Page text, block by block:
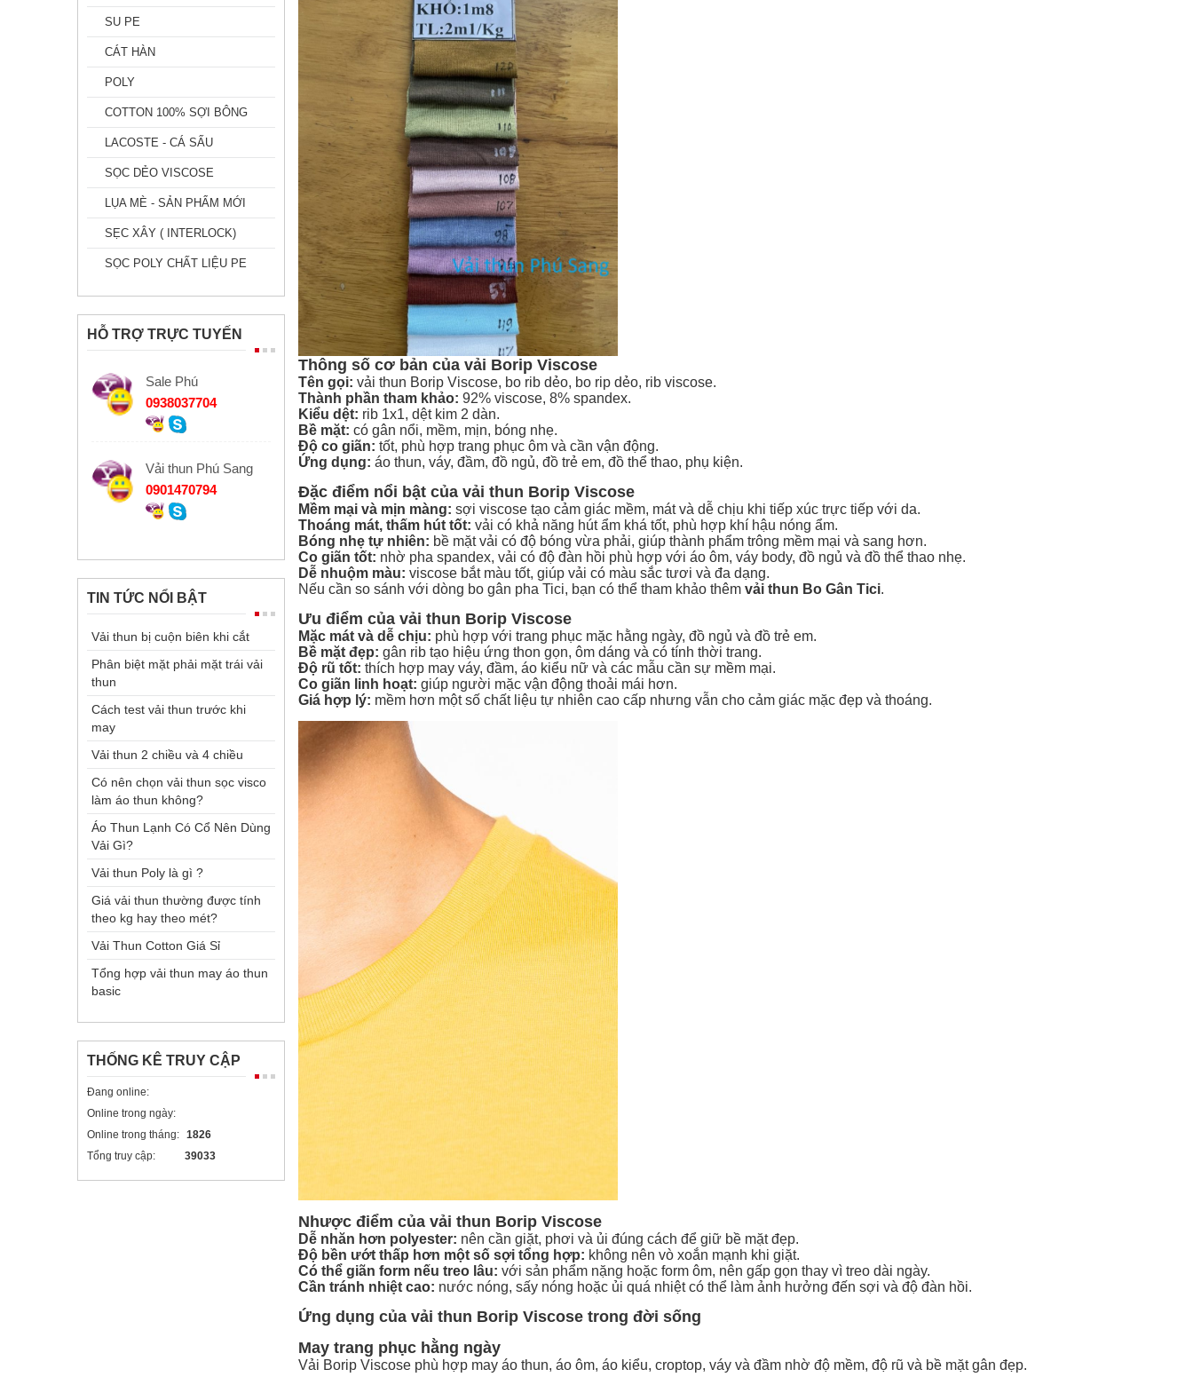
SU PE
CÁT HÀN
POLY
COTTON 100% SỢI BÔNG
LACOSTE - CÁ SẤU
SỌC DẺO VISCOSE
LỤA MÈ - SẢN PHẨM MỚI
SẸC XÂY ( INTERLOCK)
SỌC POLY CHẤT LIỆU PE
HỖ TRỢ TRỰC TUYẾN
Sale Phú
0938037704
Vải thun Phú Sang
0901470794
TIN TỨC NỔI BẬT
Vải thun bị cuộn biên khi cắt
Phân biệt mặt phải mặt trái vải
thun
Cách test vải thun trước khi
may
Vải thun 2 chiều và 4 chiều
Có nên chọn vải thun sọc visco
làm áo thun không?
Áo Thun Lạnh Có Cổ Nên Dùng
Vải Gì?
Vải thun Poly là gì ?
Giá vải thun thường được tính
theo kg hay theo mét?
Vải Thun Cotton Giá Sỉ
Tổng hợp vải thun may áo thun
basic
THỐNG KÊ TRUY CẬP
Đang online:
Online trong ngày:
Online trong tháng: 1826
Tổng truy cập:
39033
Thông số cơ bản của vải Borip Viscose
Tên gọi: vải thun Borip Viscose, bo rib dẻo, bo rip dẻo, rib viscose.
Thành phần tham khảo: 92% viscose, 8% spandex.
Kiểu dệt: rib 1x1, dệt kim 2 dàn.
Bề mặt: có gân nổi, mềm, mịn, bóng nhẹ.
Độ co giãn: tốt, phù hợp trang phục ôm và cần vận động.
Ứng dụng: áo thun, váy, đầm, đồ ngủ, đồ trẻ em, đồ thể thao, phụ kiện.
Đặc điểm nổi bật của vải thun Borip Viscose
Mềm mại và mịn màng: sợi viscose tạo cảm giác mềm, mát và dễ chịu khi tiếp xúc trực tiếp với da.
Thoáng mát, thấm hút tốt: vải có khả năng hút ẩm khá tốt, phù hợp khí hậu nóng ẩm.
Bóng nhẹ tự nhiên: bề mặt vải có độ bóng vừa phải, giúp thành phẩm trông mềm mại và sang hơn.
Co giãn tốt: nhờ pha spandex, vải có độ đàn hồi phù hợp với áo ôm, váy body, đồ ngủ và đồ thể thao nhẹ.
Dễ nhuộm màu: viscose bắt màu tốt, giúp vải có màu sắc tươi và đa dạng.
Nếu cần so sánh với dòng bo gân pha Tici, bạn có thể tham khảo thêm vải thun Bo Gân Tici.
Ưu điểm của vải thun Borip Viscose
Mặc mát và dễ chịu: phù hợp với trang phục mặc hằng ngày, đồ ngủ và đồ trẻ em.
Bề mặt đẹp: gân rib tạo hiệu ứng thon gọn, ôm dáng và có tính thời trang.
Độ rũ tốt: thích hợp may váy, đầm, áo kiểu nữ và các mẫu cần sự mềm mại.
Co giãn linh hoạt: giúp người mặc vận động thoải mái hơn.
Giá hợp lý: mềm hơn một số chất liệu tự nhiên cao cấp nhưng vẫn cho cảm giác mặc đẹp và thoáng.
Nhược điểm của vải thun Borip Viscose
Dễ nhăn hơn polyester: nên cần giặt, phơi và ủi đúng cách để giữ bề mặt đẹp.
Độ bền ướt thấp hơn một số sợi tổng hợp: không nên vò xoắn mạnh khi giặt.
Có thể giãn form nếu treo lâu: với sản phẩm nặng hoặc form ôm, nên gấp gọn thay vì treo dài ngày.
Cần tránh nhiệt cao: nước nóng, sấy nóng hoặc ủi quá nhiệt có thể làm ảnh hưởng đến sợi và độ đàn hồi.
Ứng dụng của vải thun Borip Viscose trong đời sống
May trang phục hằng ngày
Vải Borip Viscose phù hợp may áo thun, áo ôm, áo kiểu, croptop, váy và đầm nhờ độ mềm, độ rũ và bề mặt gân đẹp.